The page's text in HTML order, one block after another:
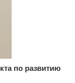
по развитию